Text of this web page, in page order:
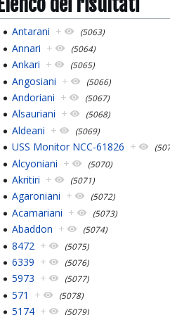
Antarani + (5063)
Annari + (5064)
Ankari + (5065)
Angosiani + (5066)
Andoriani + (5067)
Alsauriani + (5068)
Aldeani + (5069)
USS Monitor NCC-61826 +
Alcyoniani + (5070)
Akritiri + (5071)
Agaroniani + (5072)
Acamariani + (5073)
Abaddon + (5074)
8472 + (5075)
6339 + (5076)
5973 + (5077)
571 + (5078)
5174 + (5079)